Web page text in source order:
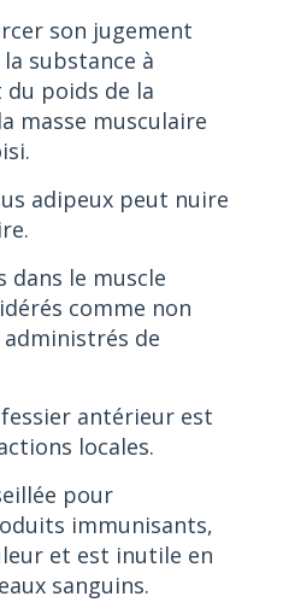
son jugement
substance à
du poids de la
masse musculaire
adipeux peut nuire
dans le muscle
comme non
de
antérieur est
locales.
pour
immunisants,
et est inutile en
sanguins.